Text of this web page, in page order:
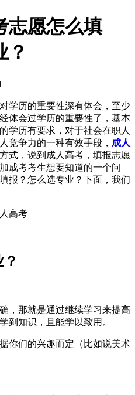
志愿怎么填
？
学历的重要性深有体会，至少
体会过学历的重要性了，基本
学历有要求，对于社会在职人
竞争力的一种有效手段， 成人
式，说到成人高考，填报志愿
成考考生想要知道的一个问
报？怎么选专业？下面，我们
，那就是通过继续学习来提高
到知识，且能学以致用。
你们的兴趣而定（比如说美术